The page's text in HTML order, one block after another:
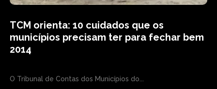
TCM orienta: 10 cuidados que os
municípios precisam ter para fechar bem
2014
O Tribunal de Contas dos Municípios do...